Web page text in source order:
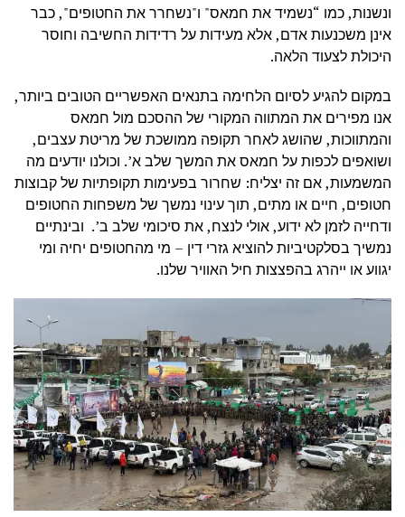
ונשנות, כמו “נשמיד את חמאס" ו"נשחרר את החטופים", כבר
אינן משכנעות אדם, אלא מעידות על רדידות החשיבה וחוסר
היכולת לצעוד הלאה.
במקום להגיע לסיום הלחימה בתנאים האפשריים הטובים ביותר,
אנו מפירים את המתווה המקורי של ההסכם מול חמאס
והמתווכות, שהושג לאחר תקופה ממושכת של מריטת עצבים,
ושואפים לכפות על חמאס את המשך שלב א’. וכולנו יודעים מה
המשמעות, אם זה יצליח: שחרור בפעימות תקופתיות של קבוצות
חטופים, חיים או מתים, תוך עינוי נמשך של משפחות החטופים
ודחייה לזמן לא ידוע, אולי לנצח, את סיכומי שלב ב’. ובינתיים
נמשיך בסלקטיביות להוציא גזרי דין – מי מהחטופים יחיה ומי
יגווע או ייהרג בהפצצות חיל האוויר שלנו.